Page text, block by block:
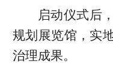
启动仪式后
规划展览馆，实
治理成果。